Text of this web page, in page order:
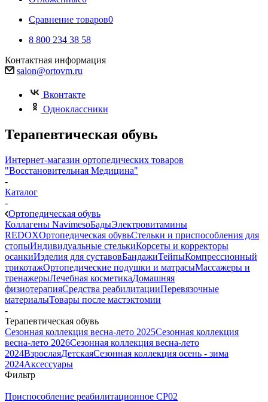
Сравнение товаров0
8 800 234 38 58
Контактная информация
salon@ortovm.ru
Вконтакте
Одноклассники
Терапевтическая обувь
Интернет-магазин ортопедических товаров
"Восстановительная Медицина"
-
Каталог
-
Ортопедическая обувь
Коллагены NavimesoБадыЭлектровитамины
REDOXОртопедическая обувьСтельки и приспособления для
стопыИндивидуальные стелькиКорсеты и корректоры
осанкиИзделия для суставовБандажиТейпыКомпрессионный
трикотажОртопедические подушки и матрасыМассажеры и
тренажерыЛечебная косметикаДомашняя
физиотерапияСредства реабилитацииПеревязочные
материалыТовары после мастэктомии
-
Терапевтическая обувь
Сезонная коллекция весна-лето 2025Сезонная коллекция
весна-лето 2026Сезонная коллекция весна-лето
2024ВзрослаяДетскаяСезонная коллекция осень - зима
2024Аксессуары
Фильтр
Приспособление реабилитационное СР02